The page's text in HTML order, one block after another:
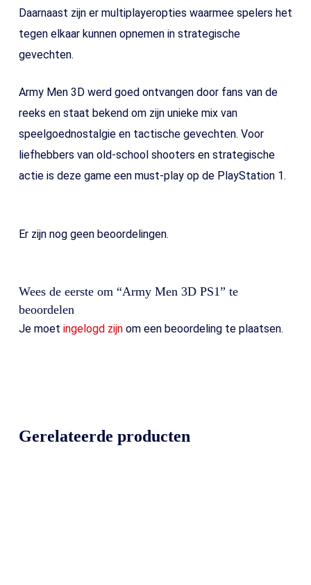
Daarnaast zijn er multiplayeropties waarmee spelers het
tegen elkaar kunnen opnemen in strategische
gevechten.
Army Men 3D werd goed ontvangen door fans van de
reeks en staat bekend om zijn unieke mix van
speelgoednostalgie en tactische gevechten. Voor
liefhebbers van old-school shooters en strategische
actie is deze game een must-play op de PlayStation 1.
Er zijn nog geen beoordelingen.
Wees de eerste om “Army Men 3D PS1” te
beoordelen
Je moet ingelogd zijnom een beoordeling te plaatsen.
Gerelateerde producten